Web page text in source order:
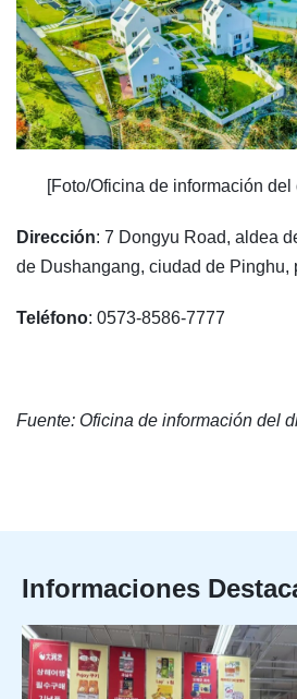
[Foto/Oficina de información
Dirección: 7 Dongyu Road, aldea
de Dushangang, ciudad de Pinghu,
Teléfono: 0573-8586-7777
Fuente: Oficina de información del
Informaciones